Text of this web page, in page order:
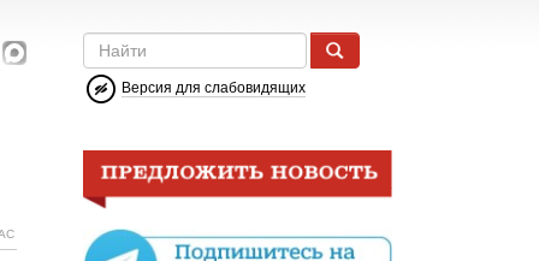
Версия для слабовидящих